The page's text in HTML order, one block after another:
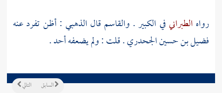
رواه الطبرانيفي الكبير . والقاسم قال الذهبي : أظن تفرد عنه
فضيل بن حسين الجحدري. قلت : ولم يضعفه أحد .
التالي السابق